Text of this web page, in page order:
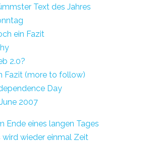
Text des Jahres
ein Fazit
2.0?
Fazit (more to follow)
Day
June 2007
Ende eines langen Tages
wird wieder einmal Zeit